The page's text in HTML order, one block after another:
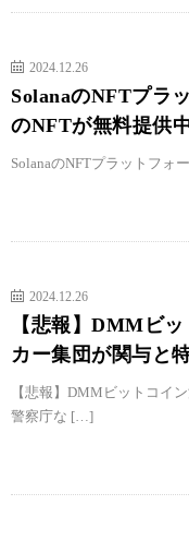
2024.12.26
SolanaのNFTプラ
のNFTが無料提供
SolanaのNFTプラットフォ
2024.12.26
【悲報】DMMビ
カー集団が関与と
【悲報】DMMビットコイ
警察庁な […]